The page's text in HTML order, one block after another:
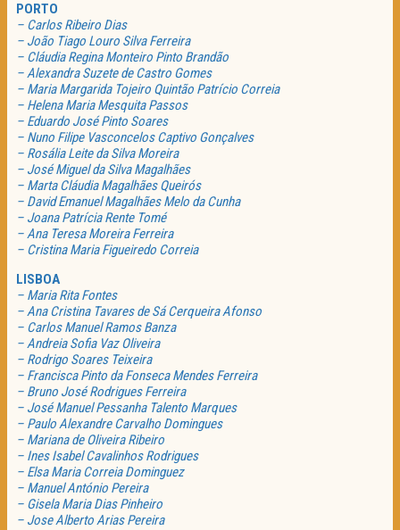
PORTO
– Carlos Ribeiro Dias
– João Tiago Louro Silva Ferreira
– Cláudia Regina Monteiro Pinto Brandão
– Alexandra Suzete de Castro Gomes
– Maria Margarida Tojeiro Quintão Patrício Correia
– Helena Maria Mesquita Passos
– Eduardo José Pinto Soares
– Nuno Filipe Vasconcelos Captivo Gonçalves
– Rosália Leite da Silva Moreira
– José Miguel da Silva Magalhães
– Marta Cláudia Magalhães Queirós
– David Emanuel Magalhães Melo da Cunha
– Joana Patrícia Rente Tomé
– Ana Teresa Moreira Ferreira
– Cristina Maria Figueiredo Correia
LISBOA
– Maria Rita Fontes
– Ana Cristina Tavares de Sá Cerqueira Afonso
– Carlos Manuel Ramos Banza
– Andreia Sofia Vaz Oliveira
– Rodrigo Soares Teixeira
– Francisca Pinto da Fonseca Mendes Ferreira
– Bruno José Rodrigues Ferreira
– José Manuel Pessanha Talento Marques
– Paulo Alexandre Carvalho Domingues
– Mariana de Oliveira Ribeiro
– Ines Isabel Cavalinhos Rodrigues
– Elsa Maria Correia Dominguez
– Manuel António Pereira
– Gisela Maria Dias Pinheiro
– Jose Alberto Arias Pereira